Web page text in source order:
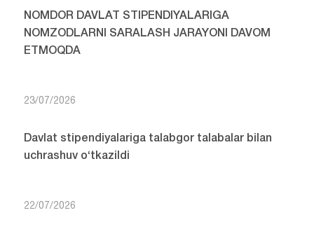
NOMDOR DAVLAT STIPENDIYALARIGA
NOMZODLARNI SARALASH JARAYONI DAVOM
ETMOQDA
23/07/2026
Davlat stipendiyalariga talabgor talabalar bilan
uchrashuv o‘tkazildi
22/07/2026